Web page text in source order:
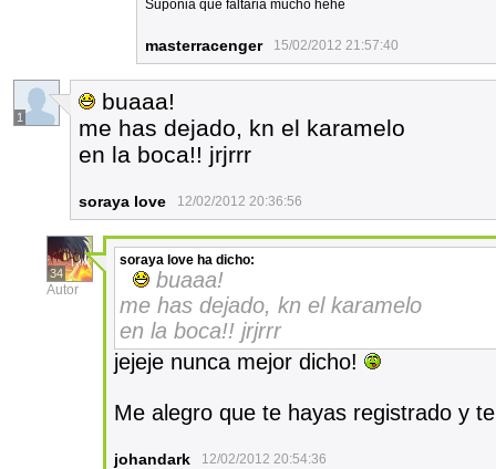
Suponia que faltaria mucho hehe
masterracenger 15/02/2012 21:57:40
1
buaaa!
me has dejado, kn el karamelo
en la boca!! jrjrrr
soraya love 12/02/2012 20:36:56
34
Autor
soraya love ha dicho:
buaaa!
me has dejado, kn el karamelo
en la boca!! jrjrrr
jejeje nunca mejor dicho!
Me alegro que te hayas registrado y
johandark 12/02/2012 20:54:36